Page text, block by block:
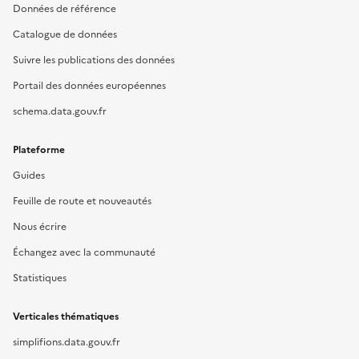
Données de référence
Catalogue de données
Suivre les publications des données
Portail des données européennes
schema.data.gouv.fr
Plateforme
Guides
Feuille de route et nouveautés
Nous écrire
Échangez avec la communauté
Statistiques
Verticales thématiques
simplifions.data.gouv.fr